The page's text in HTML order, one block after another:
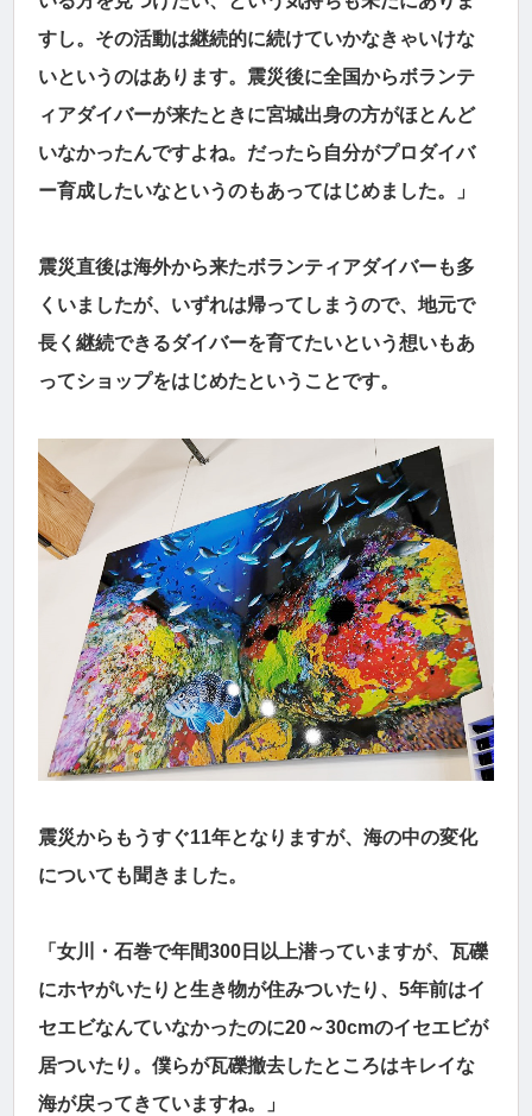
すし。その活動は継続的に続けていかなきゃいけな
いというのはあります。震災後に全国からボランテ
ィアダイバーが来たときに宮城出身の方がほとんど
いなかったんですよね。だったら自分がプロダイバ
ー育成したいなというのもあってはじめました。」
震災直後は海外から来たボランティアダイバーも多
くいましたが、いずれは帰ってしまうので、地元で
長く継続できるダイバーを育てたいという想いもあ
ってショップをはじめたということです。
震災からもうすぐ11年となりますが、海の中の変化
についても聞きました。
「女川・石巻で年間300日以上潜っていますが、瓦礫
にホヤがいたりと生き物が住みついたり、5年前はイ
セエビなんていなかったのに20～30cmのイセエビが
居ついたり。僕らが瓦礫撤去したところはキレイな
海が戻ってきていますね。」